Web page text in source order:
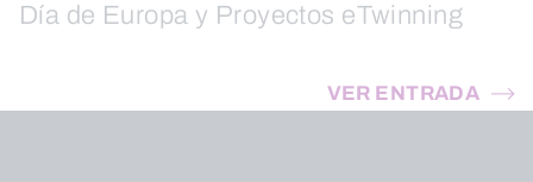
Día de Europa y Proyectos eTwinning
VER ENTRADA